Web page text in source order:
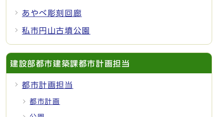
あやべ彫刻回廊
私市円山古墳公園
建設部都市建築課都市計画担当
都市計画担当
都市計画